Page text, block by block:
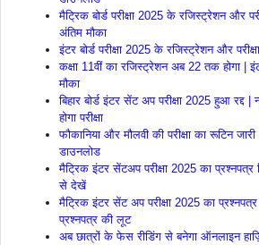
मैट्रिक बोर्ड परीक्षा 2025 के रजिस्ट्रेशन और
अंतिम मौका
इंटर बोर्ड परीक्षा 2025 के रजिस्ट्रेशन और
कक्षा 11वीं का रजिस्ट्रेशन अब 22 तक होगा |
मौका
बिहार बोर्ड इंटर सेंट अप परीक्षा 2025 हुआ
होगा परीक्षा
फौकानिया और मौलवी की परीक्षा का रूटिन
डाउनलोड
मैट्रिक इंटर सेंटअप परीक्षा 2025 का
से देखें
मैट्रिक इंटर सेंट अप परीक्षा 2025 का
प्रश्नपत्र की लूट
अब छात्रों के फेस रीडिंग से बनेगा ऑनलाइन